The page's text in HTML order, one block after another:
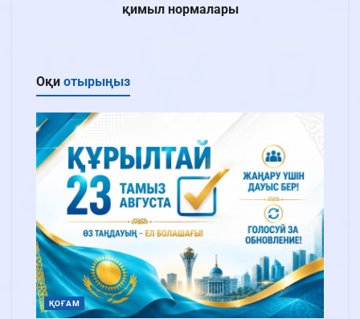
қимыл нормалары
Оқи отырыңыз
ҚОҒАМ